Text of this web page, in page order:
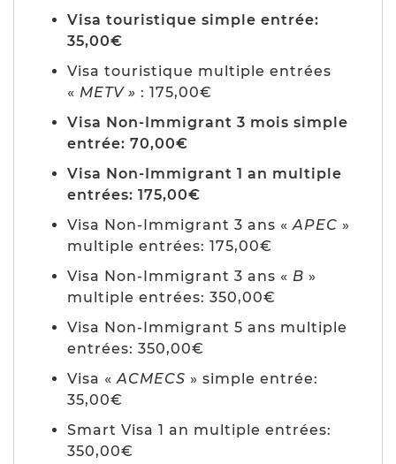
Visa touristique simple entrée:
35,00€
Visa touristique multiple entrées
« METV » : 175,00€
Visa Non-Immigrant 3 mois simple
entrée: 70,00€
Visa Non-Immigrant 1 an multiple
entrées: 175,00€
Visa Non-Immigrant 3 ans «APEC »
multiple entrées: 175,00€
Visa Non-Immigrant 3 ans « B »
multiple entrées: 350,00€
Visa Non-Immigrant 5 ans multiple
entrées: 350,00€
Visa «ACMECS » simple entrée:
35,00€
Smart Visa 1 an multiple entrées:
350,00€